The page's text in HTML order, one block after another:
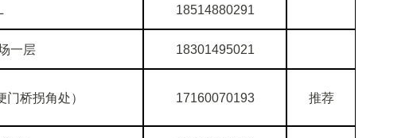
18514880291
一层 18301495021
桥拐角处） 17160070193 推荐